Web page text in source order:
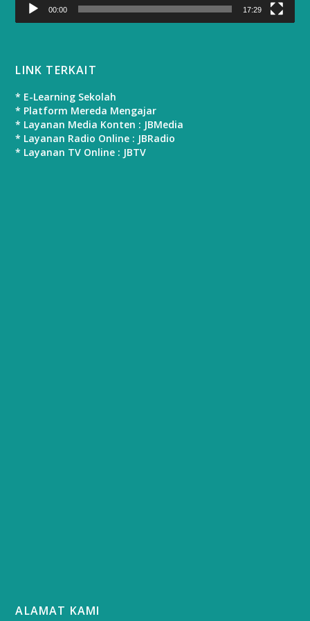
00:00 17:29
LINK TERKAIT
* E-Learning Sekolah
* Platform Mereda Mengajar
* Layanan Media Konten : JBMedia
* Layanan Radio Online : JBRadio
* Layanan TV Online : JBTV
ALAMAT KAMI